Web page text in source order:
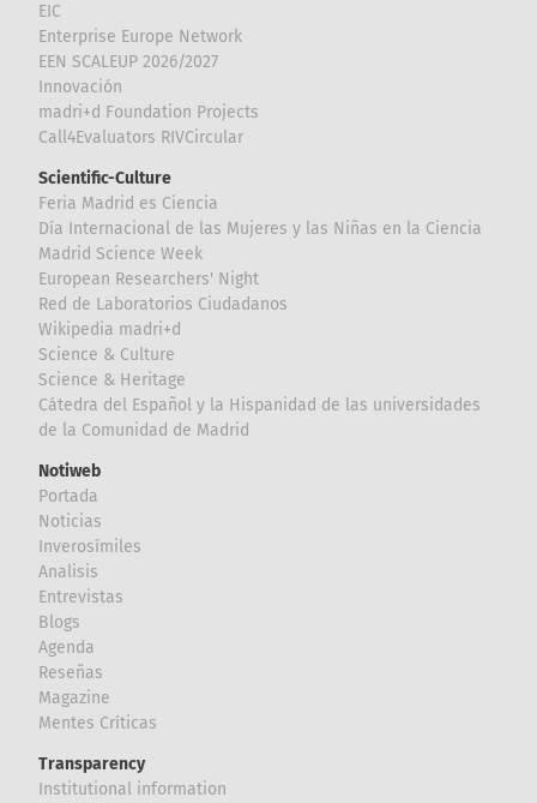
EIC
Enterprise Europe Network
EEN SCALEUP 2026/2027
Innovación
madri+d Foundation Projects
Call4Evaluators RIVCircular
Scientific-Culture
Feria Madrid es Ciencia
Día Internacional de las Mujeres y las Niñas en la Ciencia
Madrid Science Week
European Researchers' Night
Red de Laboratorios Ciudadanos
Wikipedia madri+d
Science & Culture
Science & Heritage
Cátedra del Español y la Hispanidad de las universidades
de la Comunidad de Madrid
Notiweb
Portada
Noticias
Inverosímiles
Analisis
Entrevistas
Blogs
Agenda
Reseñas
Magazine
Mentes Críticas
Transparency
Institutional information